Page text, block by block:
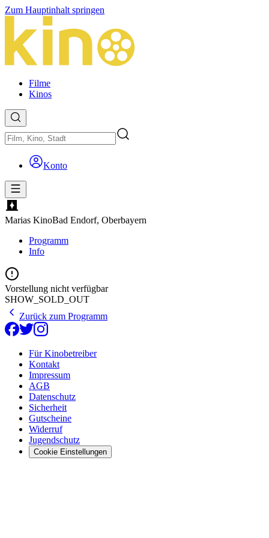
Zum Hauptinhalt springen
Filme
Kinos
Konto
Marias KinoBad Endorf, Oberbayern
Programm
Info
Vorstellung nicht verfügbar
SHOW_SOLD_OUT
Zurück zum Programm
Für Kinobetreiber
Kontakt
Impressum
AGB
Datenschutz
Sicherheit
Gutscheine
Widerruf
Jugendschutz
Cookie Einstellungen